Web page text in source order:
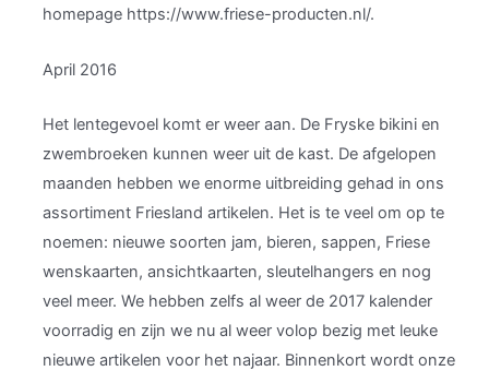
homepage https://www.friese-producten.nl/.
April 2016
Het lentegevoel komt er weer aan. De Fryske bikini en
zwembroeken kunnen weer uit de kast. De afgelopen
maanden hebben we enorme uitbreiding gehad in ons
assortiment Friesland artikelen. Het is te veel om op te
noemen: nieuwe soorten jam, bieren, sappen, Friese
wenskaarten, ansichtkaarten, sleutelhangers en nog
veel meer. We hebben zelfs al weer de 2017 kalender
voorradig en zijn we nu al weer volop bezig met leuke
nieuwe artikelen voor het najaar. Binnenkort wordt onze